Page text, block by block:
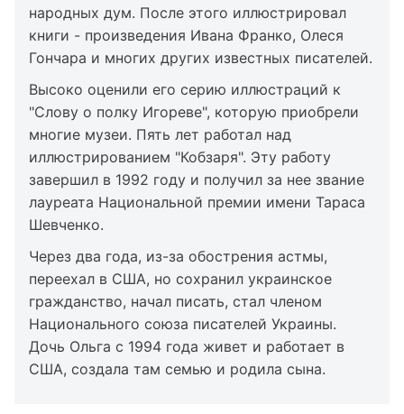
народных дум. После этого иллюстрировал
книги - произведения Ивана Франко, Олеся
Гончара и многих других известных писателей.
Высоко оценили его серию иллюстраций к
"Слову о полку Игореве", которую приобрели
многие музеи. Пять лет работал над
иллюстрированием "Кобзаря". Эту работу
завершил в 1992 году и получил за нее звание
лауреата Национальной премии имени Тараса
Шевченко.
Через два года, из-за обострения астмы,
переехал в США, но сохранил украинское
гражданство, начал писать, стал членом
Национального союза писателей Украины.
Дочь Ольга с 1994 года живет и работает в
США, создала там семью и родила сына.